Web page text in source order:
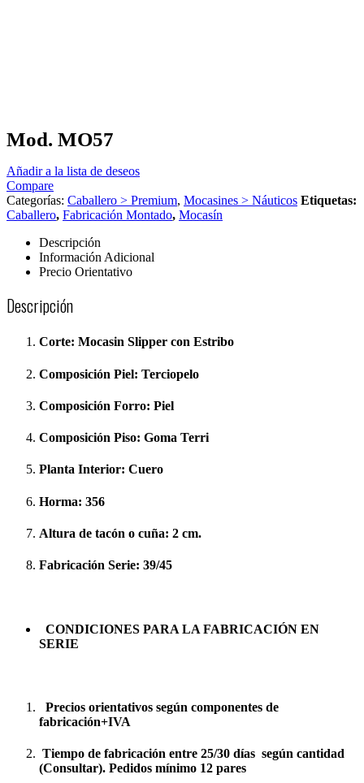
Mod. MO57
Añadir a la lista de deseos
Compare
Categorías: Caballero > Premium, Mocasines > Náuticos Etiquetas:
Caballero, Fabricación Montado, Mocasín
Descripción
Información Adicional
Precio Orientativo
Descripción
Corte: Mocasin Slipper con Estribo
Composición Piel: Terciopelo
Composición Forro: Piel
Composición Piso: Goma Terri
Planta Interior: Cuero
Horma: 356
Altura de tacón o cuña: 2 cm.
Fabricación Serie: 39/45
CONDICIONES PARA LA FABRICACIÓN EN
SERIE
Precios orientativos según componentes de
fabricación+IVA
Tiempo de fabricación entre 25/30 días según cantidad
(Consultar). Pedidos mínimo 12 pares